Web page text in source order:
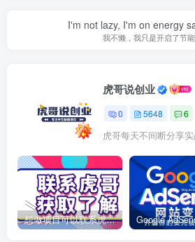
I'm not lazy, I'm on energy
我不懒，我只是开启了节
虎哥说创业
0 5648 6
虎哥每天不间断分享
想做项目可以联系虎哥微信 虎哥一对一解答并且远程视频教学